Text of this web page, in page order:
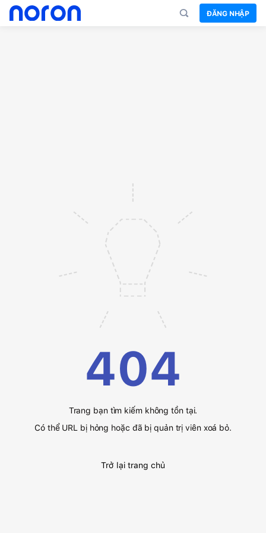
ĐĂNG NHẬP
404
Trang bạn tìm kiếm không tồn tại.
Có thể URL bị hỏng hoặc đã bị quản trị viên xoá bỏ.
Trở lại trang chủ